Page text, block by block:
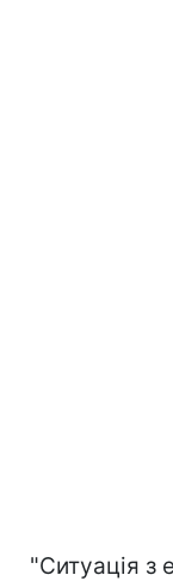
"Ситуація з